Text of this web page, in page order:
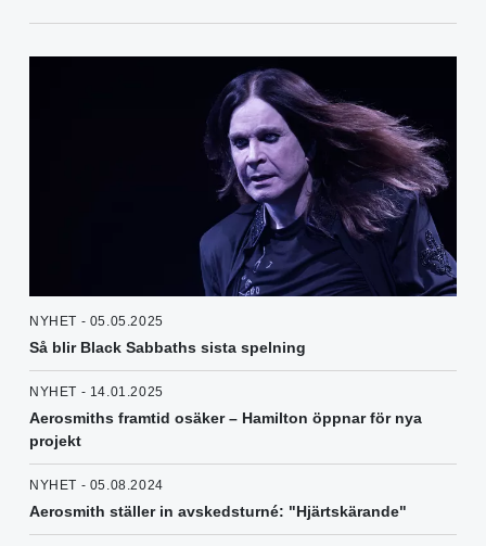
NYHET - 05.05.2025
Så blir Black Sabbaths sista spelning
NYHET - 14.01.2025
Aerosmiths framtid osäker – Hamilton öppnar för nya
projekt
NYHET - 05.08.2024
Aerosmith ställer in avskedsturné: "Hjärtskärande"